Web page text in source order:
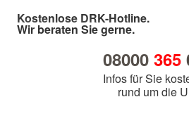
Kostenlose DRK-Hotline.
Wir beraten Sie gerne.
08000 365
Infos für Sie
rund um die